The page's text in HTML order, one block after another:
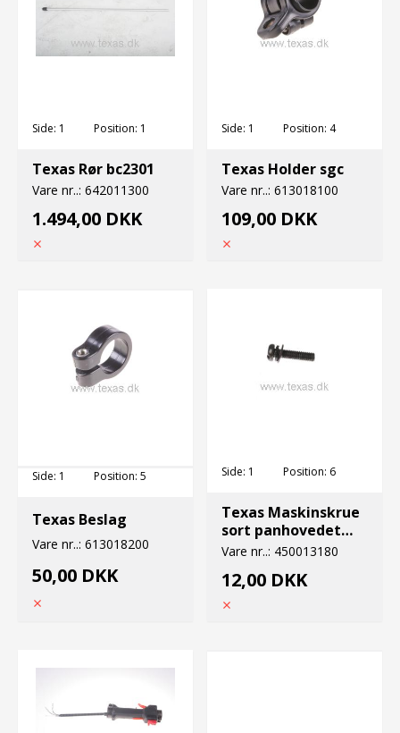
Side: 1 Position: 1
Texas Rør bc2301
Vare nr..: 642011300
1.494,00 DKK
Side: 1 Position: 4
Texas Holder sgc
Vare nr..: 613018100
109,00 DKK
Side: 1 Position: 5
Texas Beslag
Vare nr..: 613018200
50,00 DKK
Side: 1 Position: 6
Texas Maskinskrue
sort panhovedet
5x20
Vare nr..: 450013180
12,00 DKK